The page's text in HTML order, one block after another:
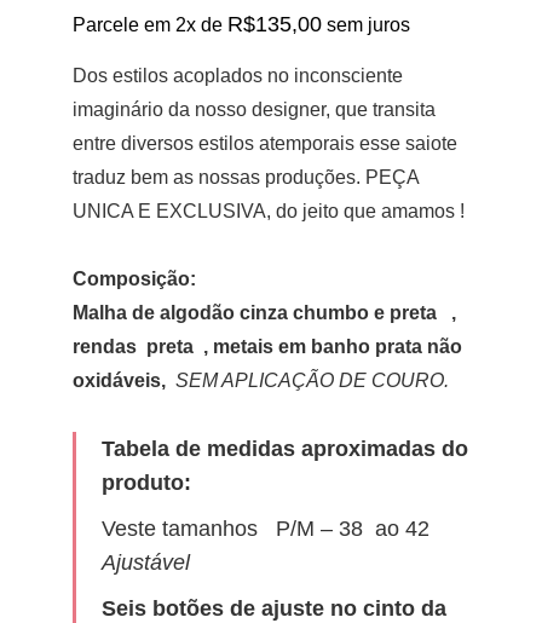
original
era:
R$300,00.
atual
é:
R$270,00.
Parcele em 2x de R$135,00 sem juros
Dos estilos acoplados no inconsciente
imaginário da nosso designer, que transita
entre diversos estilos atemporais esse saiote
traduz bem as nossas produções. PEÇA
UNICA E EXCLUSIVA, do jeito que amamos !
Composição:
Malha de algodão cinza chumbo e preta ,
rendas preta , metais em banho prata não
oxidáveis, SEM APLICAÇÃO DE COURO.
Tabela de medidas aproximadas do
produto:
Veste tamanhos P/M – 38 ao 42
Ajustável
Seis botões de ajuste no cinto da